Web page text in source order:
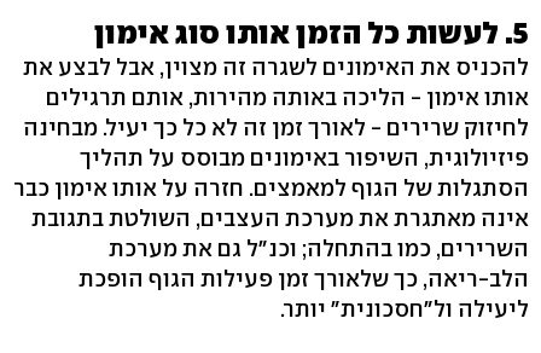
5. לעשות כל הזמן אותו סוג אימון
להכניס את האימונים לשגרה זה מצוין, אבל לבצע את
אותו אימון - הליכה באותה מהירות, אותם תרגילים
לחיזוק שרירים - לאורך זמן זה לא כל כך יעיל. מבחינה
פיזיולוגית, השיפור באימונים מבוסס על תהליך
הסתגלות של הגוף למאמצים. חזרה על אותו אימון כבר
אינה מאתגרת את מערכת העצבים, השולטת בתגובת
השרירים, כמו בהתחלה; וכנ"ל גם את מערכת
הלב-ריאה, כך שלאורך זמן פעילות הגוף הופכת
ליעילה ול"חסכונית" יותר.